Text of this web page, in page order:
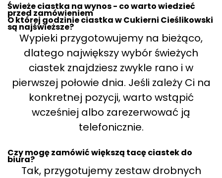
Świeże ciastka na wynos - co warto wiedzieć
przed zamówieniem
O której godzinie ciastka w Cukierni Cieślikowski
są najświeższe?
Wypieki przygotowujemy na bieżąco,
dlatego największy wybór świeżych
ciastek znajdziesz zwykle rano i w
pierwszej połowie dnia. Jeśli zależy Ci na
konkretnej pozycji, warto wstąpić
wcześniej albo zarezerwować ją
telefonicznie.
Czy mogę zamówić większą tacę ciastek do
biura?
Tak, przygotujemy zestaw drobnych